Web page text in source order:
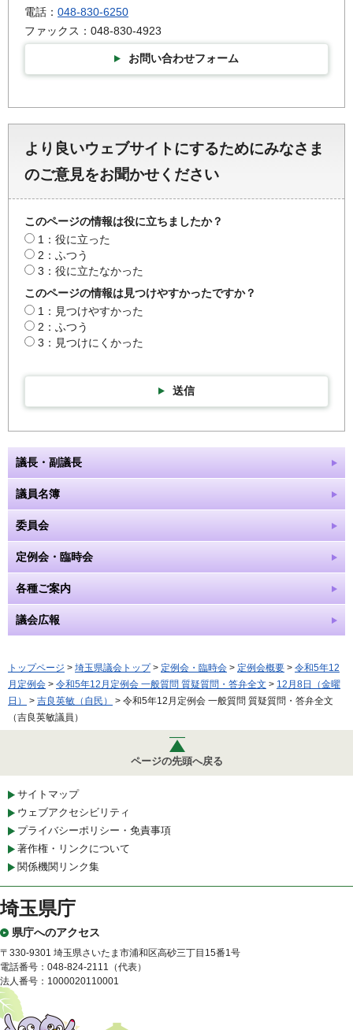
電話： 048-830-6250
ファックス：048-830-4923
お問い合わせフォーム
より良いウェブサイトにするためにみなさま
のご意見をお聞かせください
このページの情報は役に立ちましたか？
1：役に立った
2：ふつう
3：役に立たなかった
このページの情報は見つけやすかったですか？
1：見つけやすかった
2：ふつう
3：見つけにくかった
送信
議長・副議長
議員名簿
委員会
定例会・臨時会
各種ご案内
議会広報
トップページ > 埼玉県議会トップ> 定例会・臨時会 > 定例会概要 > 令和5年12
月定例会 > 令和5年12月定例会 一般質問 質疑質問・答弁全文 > 12月8日（金曜
日）
> 吉良英敏（自民）
> 令和5年12月定例会 一般質問 質疑質問・答弁全文
（吉良英敏議員）
ページの先頭へ戻る
サイトマップ
ウェブアクセシビリティ
プライバシーポリシー・免責事項
著作権・リンクについて
関係機関リンク集
埼玉県庁
県庁へのアクセス
〒330-9301 埼玉県さいたま市浦和区高砂三丁目15番1号
電話番号：048-824-2111（代表）
法人番号：1000020110001